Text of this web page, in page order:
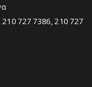
727 7386, 210 727